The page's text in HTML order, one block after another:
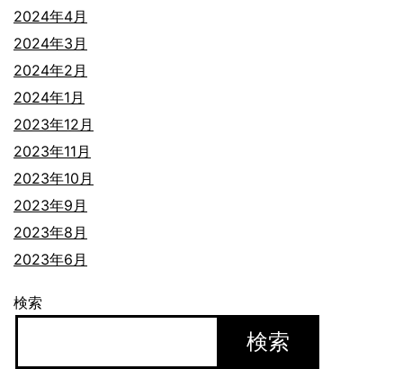
2024年4月
2024年3月
2024年2月
2024年1月
2023年12月
2023年11月
2023年10月
2023年9月
2023年8月
2023年6月
検索
検索